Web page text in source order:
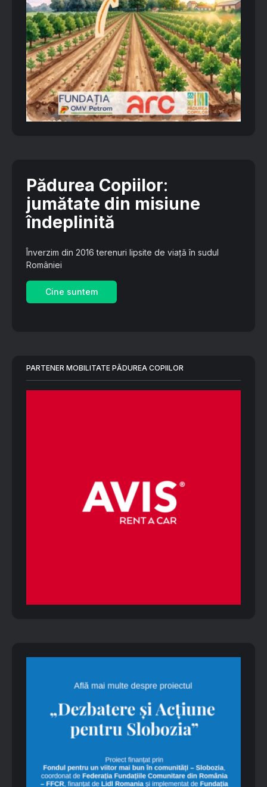
Pădurea Copiilor:
jumătate din misiune
îndeplinită
Înverzim din 2016 terenuri lipsite de viață în sudul
României
Cine suntem
PARTENER MOBILITATE PĂDUREA COPIILOR